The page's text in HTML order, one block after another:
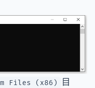
Files (x86)
目